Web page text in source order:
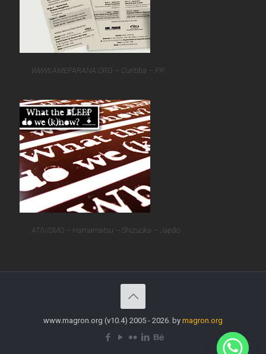
WWW.AMEPARANA.ORG – Curitiba – PR
ATIVISMO – Hamamatsu – Shizuoka – Japão
www.magron.org (v10.4) 2005 - 2026. by magron.org